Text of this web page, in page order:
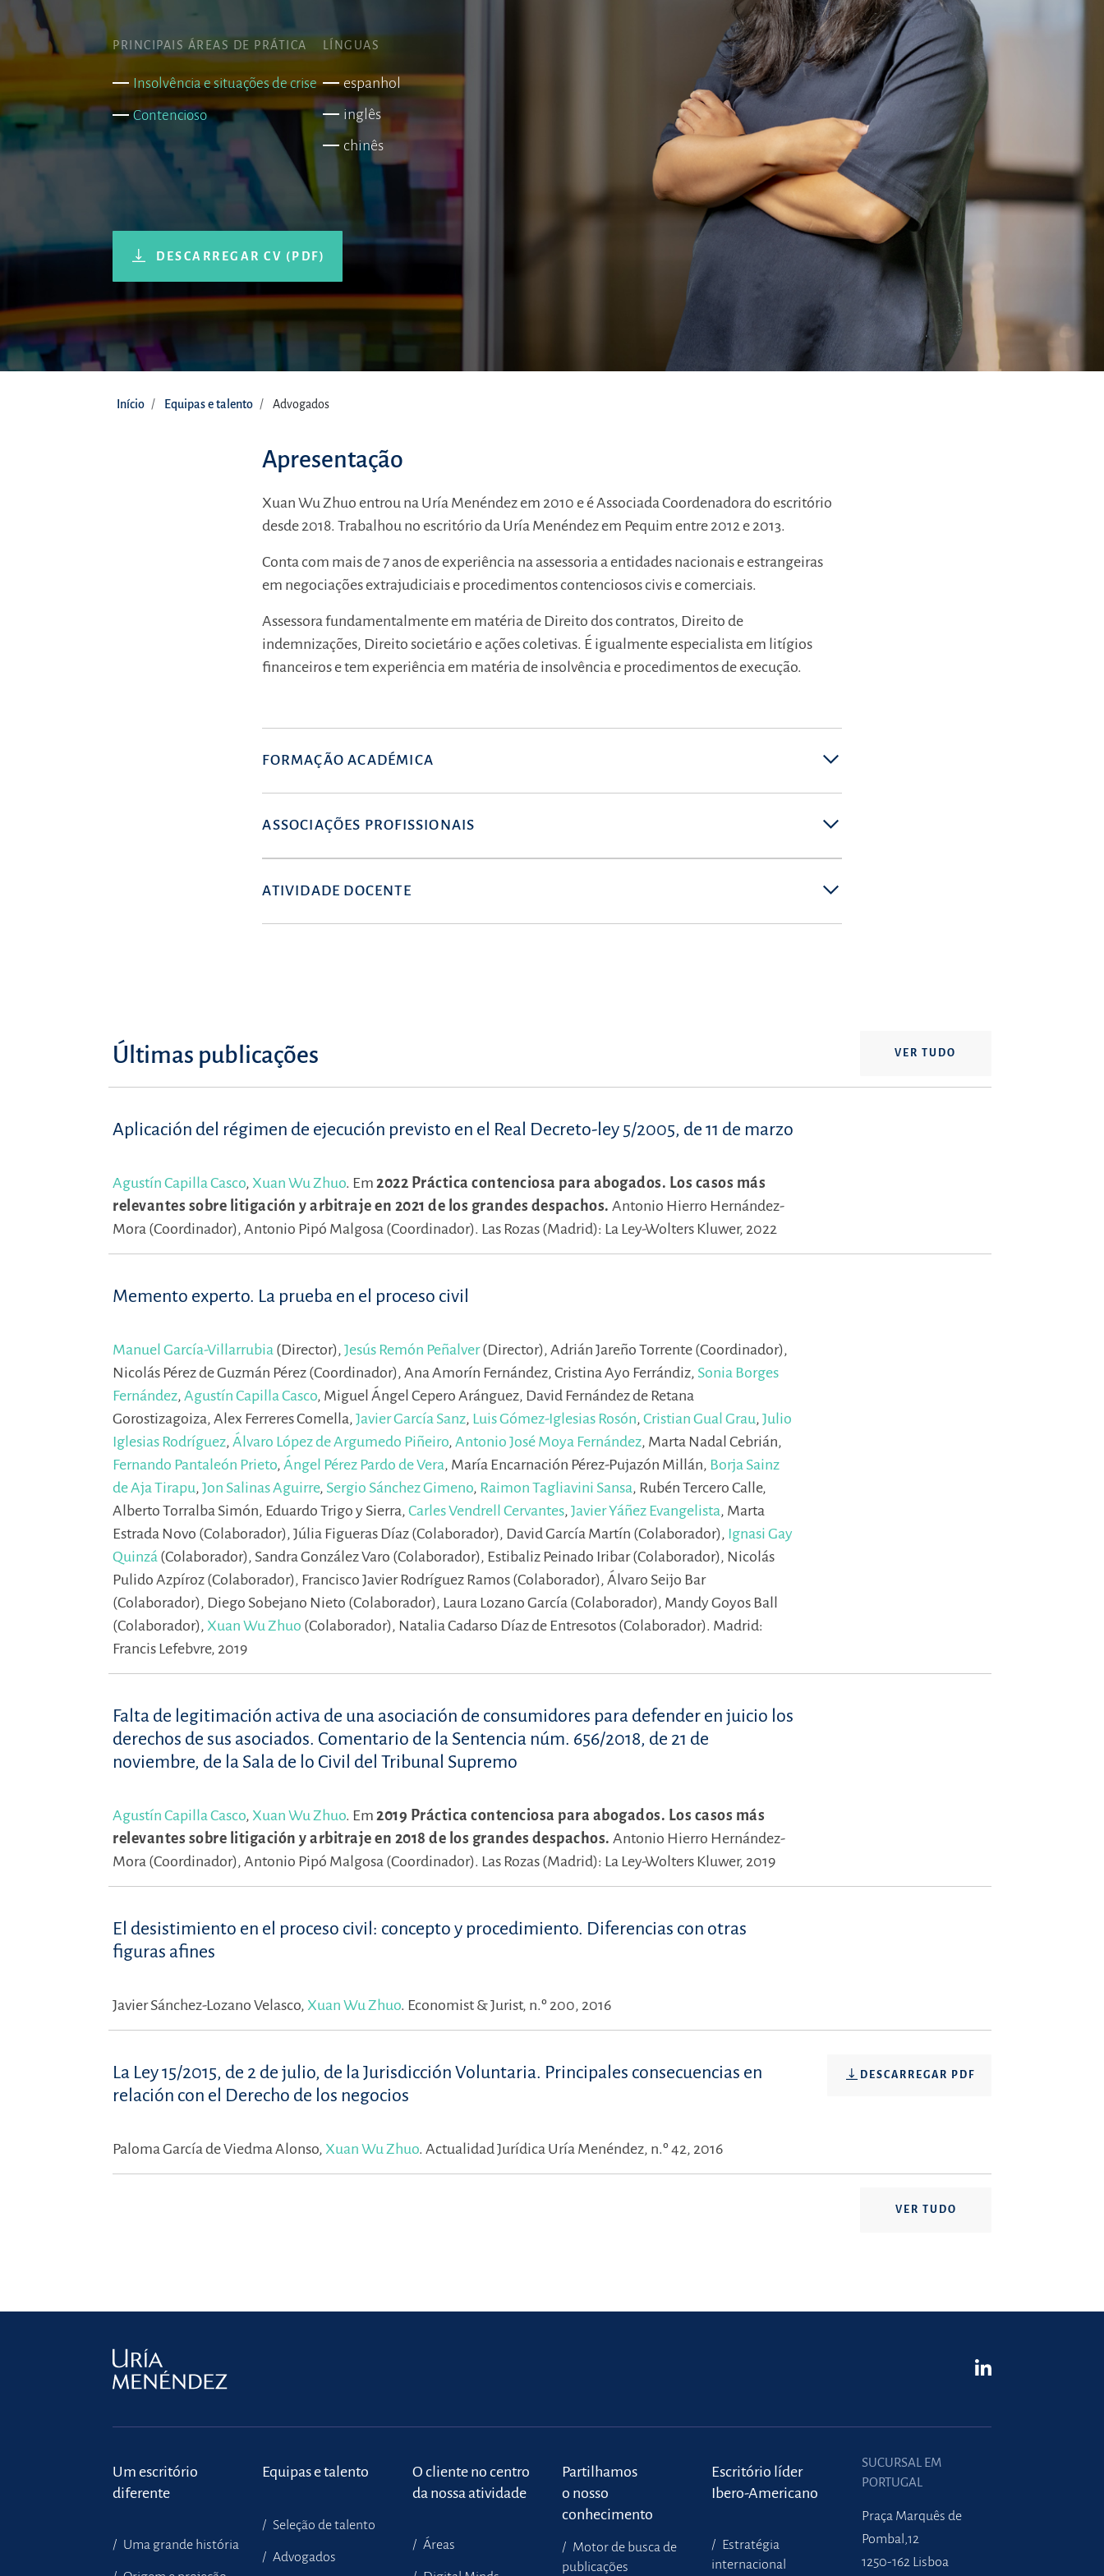
PRINCIPAIS ÁREAS DE PRÁTICA
Insolvência e situações de crise
Contencioso
LÍNGUAS
espanhol
inglês
chinês
DESCARREGAR CV (PDF)
Início Equipas e talento Advogados
Apresentação
Xuan Wu Zhuo entrou na Uría Menéndez em 2010 e é Associada Coordenadora do escritório
desde 2018. Trabalhou no escritório da Uría Menéndez em Pequim entre 2012 e 2013.
Conta com mais de 7 anos de experiência na assessoria a entidades nacionais e estrangeiras
em negociações extrajudiciais e procedimentos contenciosos civis e comerciais.
Assessora fundamentalmente em matéria de Direito dos contratos, Direito de
indemnizações, Direito societário e ações coletivas. É igualmente especialista em litígios
financeiros e tem experiência em matéria de insolvência e procedimentos de execução.
FORMAÇÃO ACADÉMICA
ASSOCIAÇÕES PROFISSIONAIS
ATIVIDADE DOCENTE
Últimas publicações VER TUDO
Aplicación del régimen de ejecución previsto en el Real Decreto-ley 5/2005, de 11 de marzo
Agustín Capilla Casco, Xuan Wu Zhuo. Em 2022 Práctica contenciosa para abogados. Los casos más
relevantes sobre litigación y arbitraje en 2021 de los grandes despachos. Antonio Hierro Hernández-
Mora (Coordinador), Antonio Pipó Malgosa (Coordinador). Las Rozas (Madrid): La Ley-Wolters Kluwer, 2022
Memento experto. La prueba en el proceso civil
Manuel García-Villarrubia (Director), Jesús Remón Peñalver(Director), Adrián Jareño Torrente (Coordinador),
Nicolás Pérez de Guzmán Pérez (Coordinador), Ana Amorín Fernández, Cristina Ayo Ferrándiz, Sonia Borges
Fernández, Agustín Capilla Casco, Miguel Ángel Cepero Aránguez, David Fernández de Retana
Gorostizagoiza, Alex Ferreres Comella, Javier García Sanz, Luis Gómez-Iglesias Rosón, Cristian Gual Grau, Julio
Iglesias Rodríguez, Álvaro López de Argumedo Piñeiro, Antonio José Moya Fernández, Marta Nadal Cebrián,
Fernando Pantaleón Prieto, Ángel Pérez Pardo de Vera, María Encarnación Pérez-Pujazón Millán, Borja Sainz
de Aja Tirapu, Jon Salinas Aguirre, Sergio Sánchez Gimeno, Raimon Tagliavini Sansa, Rubén Tercero Calle,
Alberto Torralba Simón, Eduardo Trigo y Sierra, Carles Vendrell Cervantes, Javier Yáñez Evangelista, Marta
Estrada Novo (Colaborador), Júlia Figueras Díaz (Colaborador), David García Martín (Colaborador), Ignasi Gay
Quinzá (Colaborador), Sandra González Varo (Colaborador), Estibaliz Peinado Iribar (Colaborador), Nicolás
Pulido Azpíroz (Colaborador), Francisco Javier Rodríguez Ramos (Colaborador), Álvaro Seijo Bar
(Colaborador), Diego Sobejano Nieto (Colaborador), Laura Lozano García (Colaborador), Mandy Goyos Ball
(Colaborador), Xuan Wu Zhuo (Colaborador), Natalia Cadarso Díaz de Entresotos (Colaborador). Madrid:
Francis Lefebvre, 2019
Falta de legitimación activa de una asociación de consumidores para defender en juicio los
derechos de sus asociados. Comentario de la Sentencia núm. 656/2018, de 21 de
noviembre, de la Sala de lo Civil del Tribunal Supremo
Agustín Capilla Casco, Xuan Wu Zhuo. Em 2019 Práctica contenciosa para abogados. Los casos más
relevantes sobre litigación y arbitraje en 2018 de los grandes despachos. Antonio Hierro Hernández-
Mora (Coordinador), Antonio Pipó Malgosa (Coordinador). Las Rozas (Madrid): La Ley-Wolters Kluwer, 2019
El desistimiento en el proceso civil: concepto y procedimiento. Diferencias con otras
figuras afines
Javier Sánchez-Lozano Velasco, Xuan Wu Zhuo. Economist & Jurist, n.º 200, 2016
La Ley 15/2015, de 2 de julio, de la Jurisdicción Voluntaria. Principales consecuencias en
relación con el Derecho de los negocios
DESCARREGAR PDF
Paloma García de Viedma Alonso, Xuan Wu Zhuo. Actualidad Jurídica Uría Menéndez, n.º 42, 2016
VER TUDO
Um escritório
diferente
Uma grande história
Equipas e talento
Seleção de talento
Advogados
O cliente no centro
da nossa atividade
Áreas
Partilhamos
o nosso
conhecimento
Motor de busca de
publicações
Escritório líder
Ibero-Americano
Estratégia
internacional
SUCURSAL EM
PORTUGAL
Praça Marquês de
Pombal,12
1250-162 Lisboa